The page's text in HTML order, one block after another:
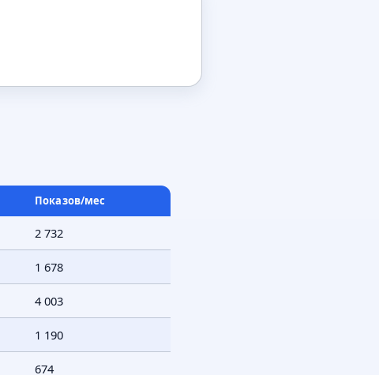
Показов/мес
2 732
1 678
4 003
1 190
674